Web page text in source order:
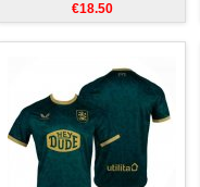
€18.50